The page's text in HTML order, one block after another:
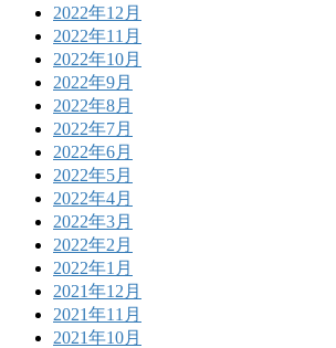
2022年12月
2022年11月
2022年10月
2022年9月
2022年8月
2022年7月
2022年6月
2022年5月
2022年4月
2022年3月
2022年2月
2022年1月
2021年12月
2021年11月
2021年10月